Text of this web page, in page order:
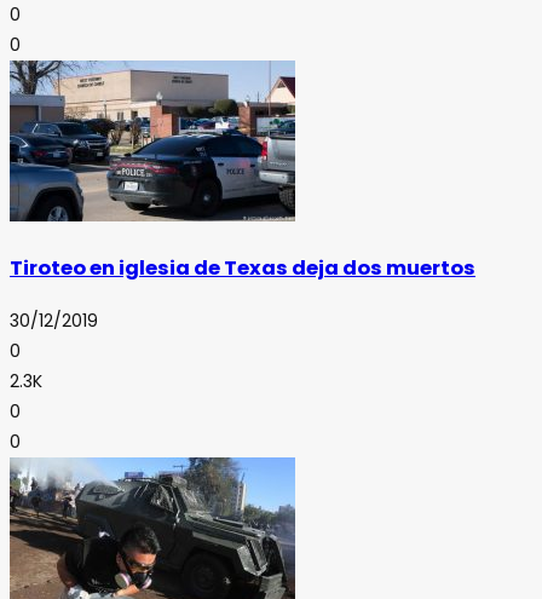
0
0
Tiroteo en iglesia de Texas deja dos muertos
30/12/2019
0
2.3K
0
0